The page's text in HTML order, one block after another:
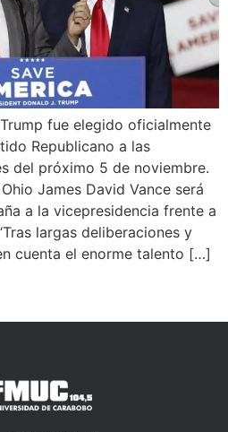
fue elegido oficialmente
Republicano a las
del próximo 5 de noviembre.
James David Vance será
a la vicepresidencia frente a
largas deliberaciones y
cuenta el enorme talento […]